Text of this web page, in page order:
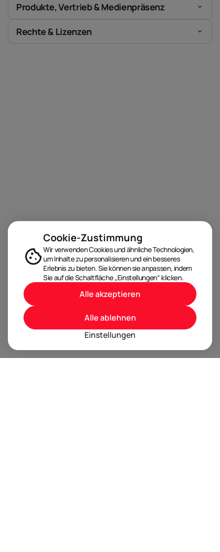
Produkte, Vertrieb & Medienpräsenz
Rechte & Lizenzen
Cookie-Zustimmung
Wir verwenden Cookies und ähnliche Technologien,
um Inhalte zu personalisieren und ein besseres
Erlebnis zu bieten. Sie können sie anpassen, indem
Sie auf die Schaltfläche „Einstellungen“ klicken.
Einstellungen
Alle ablehnen
Alle akzeptieren